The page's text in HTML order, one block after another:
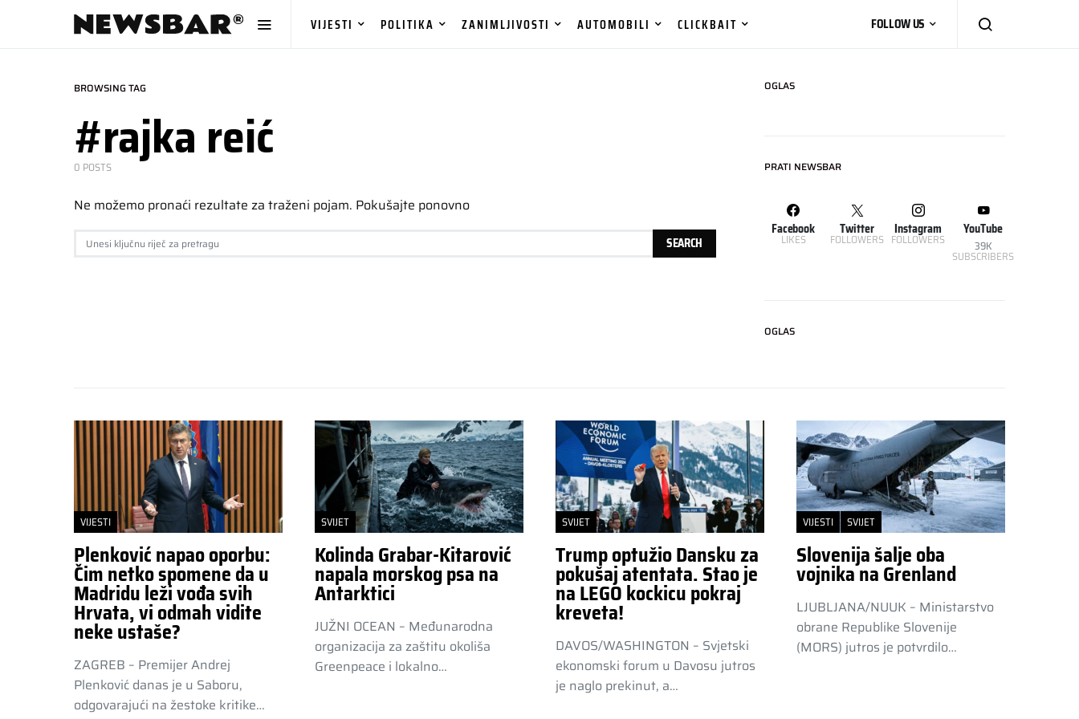
VIJESTI POLITIKA ZANIMLJIVOSTI AUTOMOBILI CLICKBAIT FOLLOW US
BROWSING TAG
#rajka reić
0 POSTS
Ne možemo pronaći rezultate za traženi pojam. Pokušajte ponovno
SEARCH FOR: SEARCH
OGLAS
PRATI NEWSBAR
Facebook
LIKES
Twitter
FOLLOWERS
Instagram
FOLLOWERS
YouTube
39K
SUBSCRIBERS
OGLAS
VIJESTI
Plenković napao oporbu:
Čim netko spomene da u
Madridu leži vođa svih
Hrvata, vi odmah vidite
neke ustaše?
ZAGREB – Premijer Andrej
Plenković danas je u Saboru,
odgovarajući na žestoke kritike…
SVIJET
Kolinda Grabar-Kitarović
napala morskog psa na
Antarktici
JUŽNI OCEAN – Međunarodna
organizacija za zaštitu okoliša
Greenpeace i lokalno…
SVIJET
Trump optužio Dansku za
pokušaj atentata. Stao je
na LEGO kockicu pokraj
kreveta!
DAVOS/WASHINGTON – Svjetski
ekonomski forum u Davosu jutros
je naglo prekinut, a…
VIJESTI SVIJET
Slovenija šalje oba
vojnika na Grenland
LJUBLJANA/NUUK – Ministarstvo
obrane Republike Slovenije
(MORS) jutros je potvrdilo…